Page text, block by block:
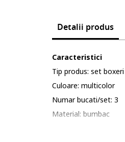
Detalii produs
Caracteristici
Tip produs: set boxeri
Culoare: multicolor
Numar bucati/set: 3
Material: bumbac